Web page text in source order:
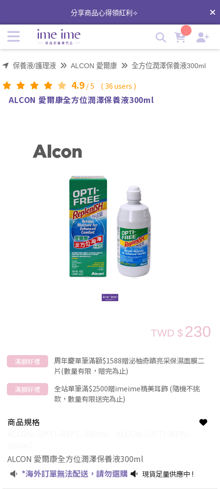
瞳店
分享商品心得領紅利⟢
保養液/護理液 ALCON 愛爾康 全方位潤澤保養液300ml
4.9/5 (36users )
ALCON 愛爾康全方位潤澤保養液300ml
230
TWD $
滿額好禮
周年慶單筆滿額$1588贈泌柚奇蹟亮采保濕面膜二
片(數量有限，贈完為止)
滿額好禮
全站單筆滿$2500贈imeime精美耳飾 (隨機不挑
款，數量有限送完為止)
商品規格
ALCON 愛爾康全方位潤澤保養液300ml
*海外訂單無法配送，請勿選購
現貨足量供應中 !